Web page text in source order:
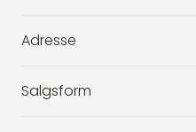
Adresse
Salgsform